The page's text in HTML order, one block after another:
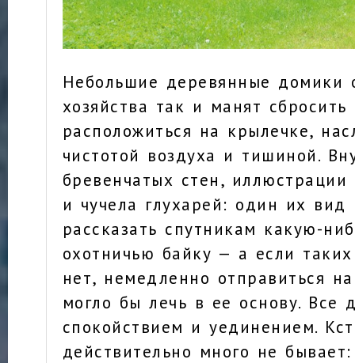
Небольшие деревянные домики
хозяйства так и манят
расположиться на крылечке,
чистотой воздуха и тишиной.
бревенчатых стен,
и чучела глухарей: один их вид
рассказать спутникам какую-
охотничью байку — а если
нет, немедленно отправиться
могло бы лечь в ее основу. Все
спокойствием и уединением.
действительно много не